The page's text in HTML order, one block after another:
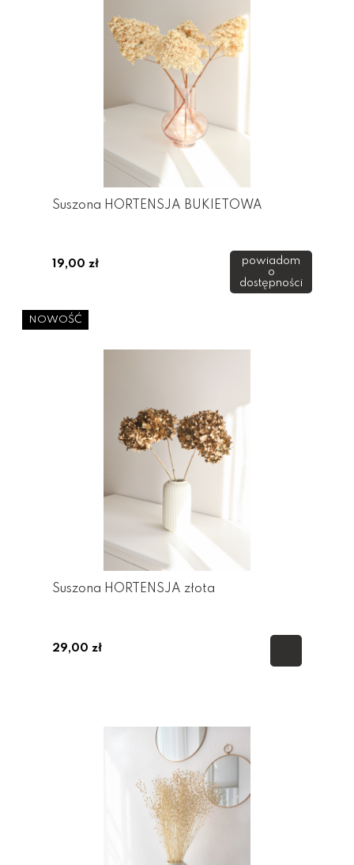
Suszona HORTENSJA BUKIETOWA
19,00 zł
powiadom
o
dostępności
Suszona HORTENSJA złota
29,00 zł
NOWOŚĆ